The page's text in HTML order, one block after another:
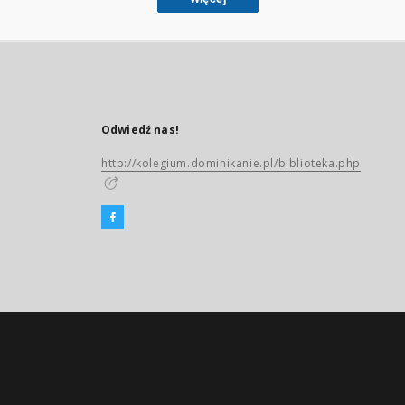
Odwiedź nas!
http://kolegium.dominikanie.pl/biblioteka.php